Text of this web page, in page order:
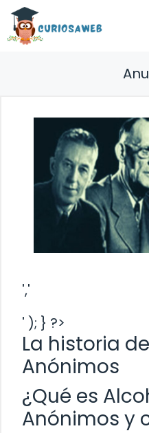
Saltar
contenido
','
' ); } ?>
La historia
Anónimos
¿Qué es
Anónimos y